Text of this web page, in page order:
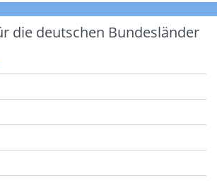
die deutschen Bundesländer